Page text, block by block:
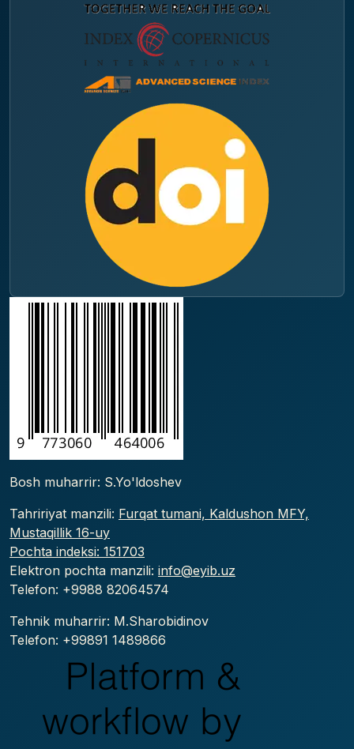
Bosh muharrir: S.Yo'ldoshev
Tahririyat manzili: Furqat tumani, Kaldushon MFY,
Mustaqillik 16-uy
Pochta indeksi: 151703
Elektron pochta manzili: info@eyib.uz
Telefon: +9988 82064574
Tehnik muharrir: M.Sharobidinov
Telefon: +99891 1489866